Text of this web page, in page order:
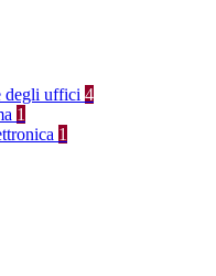
degli uffici 4
1
1